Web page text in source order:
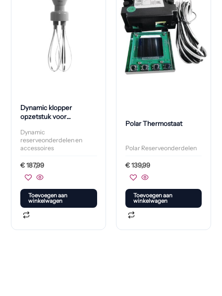
Dynamic klopper
opzetstuk voor
Dynamic
reserveonderdelen en
accessoires
€187,99
Toevoegen aan
winkelwagen
Polar Thermostaat
Polar Reserveonderdelen
€139,99
Toevoegen aan
winkelwagen